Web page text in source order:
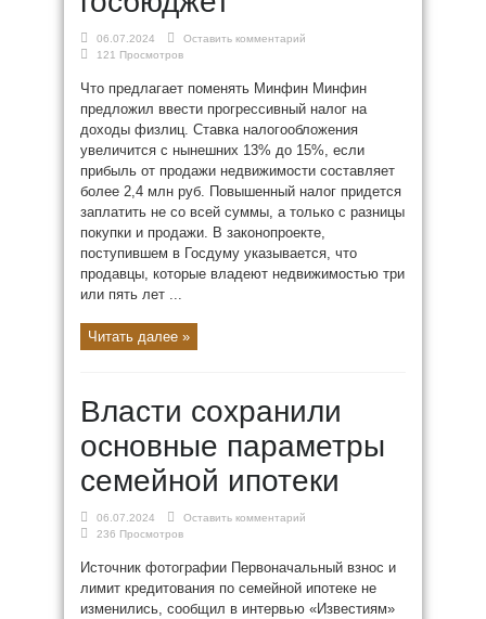
06.07.2024
Оставить комментарий
121 Просмотров
Что предлагает поменять Минфин Минфин
предложил ввести прогрессивный налог на
доходы физлиц. Ставка налогообложения
увеличится с нынешних 13% до 15%, если
прибыль от продажи недвижимости составляет
более 2,4 млн руб. Повышенный налог придется
заплатить не со всей суммы, а только с разницы
покупки и продажи. В законопроекте,
поступившем в Госдуму указывается, что
продавцы, которые владеют недвижимостью три
или пять лет ...
Читать далее »
Власти сохранили
основные параметры
семейной ипотеки
06.07.2024
Оставить комментарий
236 Просмотров
Источник фотографии Первоначальный взнос и
лимит кредитования по семейной ипотеке не
изменились, сообщил в интервью «Известиям»